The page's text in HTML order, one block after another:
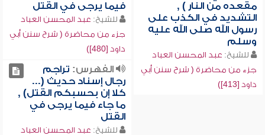
مقعده من النار ) ,
التشديد في الكذب على
رسول الله صلى الله عليه
وسلم
للشيخ: عبد المحسن العباد
جزء من محاضرة ( شرح سنن أبي
داود [413])
فيما يرجى في القتل
للشيخ: عبد المحسن العباد
جزء من محاضرة ( شرح سنن أبي
داود [480])
الفهرس: تراجم
رجال إسناد حديث (...
كلا إن بحسبكم القتل) ,
ما جاء فيما يرجى في
القتل
للشيخ: عبد المحسن العباد